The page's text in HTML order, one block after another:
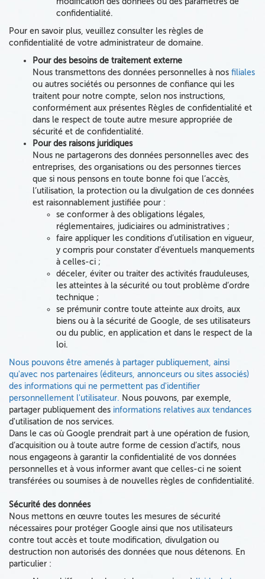
confidentialité.
Pour en savoir plus, veuillez consulter les règles de
confidentialité de votre administrateur de domaine.
Pour des besoins de traitement externe
Nous transmettons des données personnelles à nos filiales
ou autres sociétés ou personnes de confiance qui les
traitent pour notre compte, selon nos instructions,
conformément aux présentes Règles de confidentialité et
dans le respect de toute autre mesure appropriée de
sécurité et de confidentialité.
Pour des raisons juridiques
Nous ne partagerons des données personnelles avec des
entreprises, des organisations ou des personnes tierces
que si nous pensons en toute bonne foi que l’accès,
l’utilisation, la protection ou la divulgation de ces données
est raisonnablement justifiée pour :
se conformer à des obligations légales,
réglementaires, judiciaires ou administratives ;
faire appliquer les conditions d’utilisation en vigueur,
y compris pour constater d’éventuels manquements
à celles-ci ;
déceler, éviter ou traiter des activités frauduleuses,
les atteintes à la sécurité ou tout problème d’ordre
technique ;
se prémunir contre toute atteinte aux droits, aux
biens ou à la sécurité de Google, de ses utilisateurs
ou du public, en application et dans le respect de la
loi.
Nous pouvons être amenés à partager publiquement, ainsi
qu'avec nos partenaires (éditeurs, annonceurs ou sites associés)
des informations qui ne permettent pas d'identifier
personnellement l'utilisateur. Nous pouvons, par exemple,
partager publiquement des informations relatives aux tendances
d'utilisation de nos services.
Dans le cas où Google prendrait part à une opération de fusion,
d’acquisition ou à toute autre forme de cession d’actifs, nous
nous engageons à garantir la confidentialité de vos données
personnelles et à vous informer avant que celles-ci ne soient
transférées ou soumises à de nouvelles règles de confidentialité.
Sécurité des données
Nous mettons en œuvre toutes les mesures de sécurité
nécessaires pour protéger Google ainsi que nos utilisateurs
contre tout accès et toute modification, divulgation ou
destruction non autorisés des données que nous détenons. En
particulier :